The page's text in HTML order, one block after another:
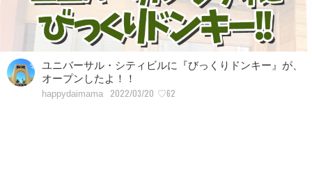
ユニバーサル・シティビルに『びっくりドンキー』が、
オープンしたよ！！
happydaimama 2022/03/20 ♡62